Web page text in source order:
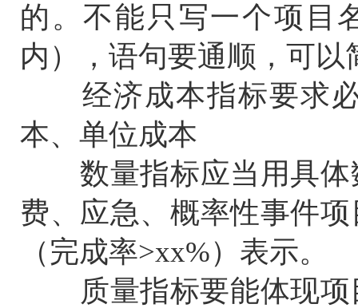
的。不能只写一个项目
内），语句要通顺，可以
经济成本指标要求必
本、单位成本
数量指标应当用具体
费、应急、概率性事件
（完成率>xx%）表示。
质量指标要能体现项